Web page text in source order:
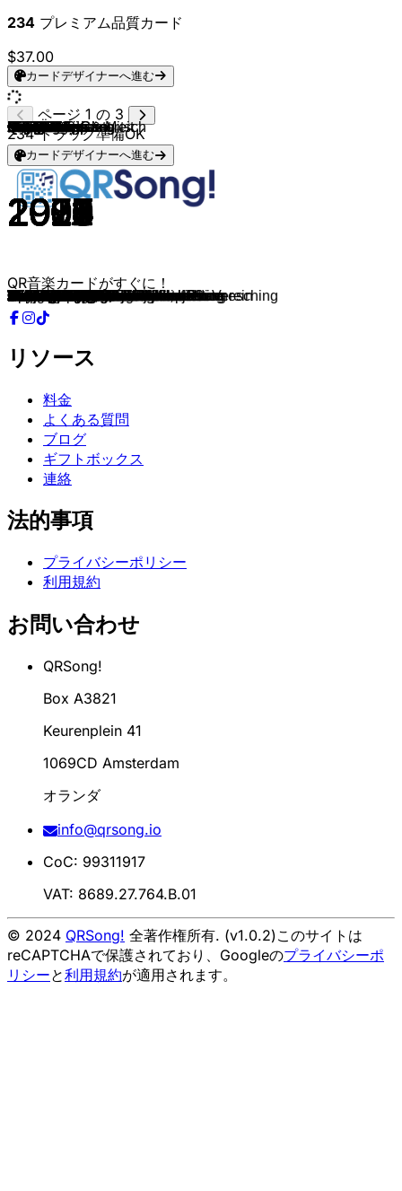
234 プレミアム品質カード
$37.00
カードデザイナーへ進む
Höhner
2003
Viva Colonia
Paveier
2016
Leev Marie
Höhner
2005
Wenn nicht jetzt, wann dann?
Bläck Fööss
1973
Mer losse d'r Dom in Kölle
Klüngelköpp
2010
Stääne
Lugatti & 9ine
2024
Klaaf
Brings
2013
Kölsche Jung
Brings
2011
Dat is geil
Brings
2004
Poppe, Kaate, Danze
Querbeat
2010
Colonia Tropical
Brings
2007
Halleluja
AnnenMayKantereit
2019
Tommi
Marc Eggers & Mitsch
2024
Kölle
Cat Ballou
2023
Gute Zeit
Brings
2005
Man müsste noch mal 20 sein
Brings
2007
Nur nicht aus Liebe weinen
Domstürmer
2012
Meine Liebe, meine Stadt, mein Verein
Domstürmer
2011
Mach dein Ding
Bläck Fööss
2010
Mir han e Hätz für Kölle
Querbeat
2014
Nie mehr Fastelovend
Kasalla
2014
Alle Jläser huh
Bläck Fööss
2006
Mir sin die Weltmeister vum Rhing
Miljö
2015
Su lang die Leechter noch brenne
Brings
2011
Du Bes Kölle
Bläck Fööss
1973
En Unserem Veedel
Querbeat
2016
Dä Plan
Querbeat
2016
Wenn uns keiner süht
Miljö
2017
Kölsch statt Käsch
Miljö
2015
Su lang die Leechter noch brenne
Cat Ballou
2020
Heimweh
Kasalla
2012
Pirate
Miljö
2016
Wolkeplatz
Kuhl un de Gäng
2015
Ich han dä Millowitsch jesinn
Lupo
2017
För die Liebe nit
Miljö
2019
Einer för alle
Rockemarieche
2016
Ich han dat Marieche jebütz
Kempes Feinest
2019
Verbeeje
Fiasko
2019
Immer wenn et Naach weed
Fiasko
2017
Schwerelos
Klüngelköpp
2013
Jedäuf met 4711
Querbeat
2017
Guten Morgen Barbarossaplatz
Cat Ballou
2013
Hück steiht de Welt still
Räuber
2017
Für die Iwigkeit
Miljö
2018
Schöckelpääd
Kasalla
2017
Mer sin Eins
Klüngelköpp
2018
1000 Näächte
Hanak
2008
Haifischzahn
Kasalla
2013
Immer noch do
Bläck Fööss
2000
Unsere Stammbaum
Cat Ballou
2014
Die Stääne stonn joot
Kasalla
2014
Kumm mer lääve
Fabi
2020
Aanjekumme
Cat Ballou
2015
Immer immer widder
Cat Ballou
2018
Mer fiere et Levve
Brings
2004
Su lang mer noch am Lääve sin
Querbeat
2012
Stonn op un danz
Brings
2007
Eifel
Querbeat
2016
Hück oder nie
Paveier
2016
Kumm Mädche danz
Kasalla
2015
Stadt met K
Räuber
1993
Denn wenn et Trömmelche jeht
Brings
2020
Mir singe Alaaf!
Räuber
1993
Op dem Maat
Kasalla
2012
Home es wo d'r Dom es
Querbeat
2015
Tschingderassabum
Querbeat
2012
Stonn op un danz
Höhner
1998
Mer stonn zo dir, FC Kölle
Cat Ballou
2018
Su noh bei Dir su joot
Domstürmer
2015
Ohne Dom ohne Rhing ohne Sunnesching
Kasalla
2017
Künning vun Kölle
Brings
2013
Kölsche Jung
Querbeat
2016
Das Leben gibt heut einen aus
Räuber
1998
Kölsches Bloot
Brings
2007
Riesenkamell
BAP
1981
Verdamp lang her
Kasalla
2012
Stäänefleejer
Cöllner
2013
Die Nummer 1 vom Rhein
Bläck Fööss
1978
Ich han 'nen Deckel
Brings
2015
Jeck Yeah!
Höhner
1992
Hey Kölle du bes e Jeföhl
Lupo
2015
Jespenster
Paveier
2019
Sieben Nächte lang in Amsterdam
Bläck Fööss
2002
Du
Klüngelköpp
2017
Bella Ciao
Paveier
1997
Dat jeiht vorbei
Bläck Fööss
2010
Samba Em Veedel.
Stadtrand
2019
Halver Aach
Klüngelköpp
2016
Wo die Stääne sin
Räuber
2015
Dat es Heimat
Höhner
2011
Carneval
Kuhl un de Gäng
2018
Loss mer springe
Funky Marys
2014
D.A.N.Z.E.
Brings
2008
Mama, wir danken dir
Paveier
2000
Mir sin Kölsche us Kölle am Rhing
Funky Marys
2018
En Woch lang wach
Fiasko
2020
Leed för Dich
Funky Marys
2008
Ich brauch kein Cabrio
LA MÄNG
2016
Et Köbesleed
Cat Ballou
2013
König
Bläck Fööss
1996
Anita
ページ 1 の 3
234トラック準備OK
カードデザイナーへ進む
QR音楽カードがすぐに！
リソース
料金
よくある質問
ブログ
ギフトボックス
連絡
法的事項
プライバシーポリシー
利用規約
お問い合わせ
QRSong!
Box A3821
Keurenplein 41
1069CD Amsterdam
オランダ
info@qrsong.io
CoC: 99311917
VAT: 8689.27.764.B.01
© 2024 QRSong! 全著作権所有. (v1.0.2)このサイトは
reCAPTCHAで保護されており、Googleのプライバシーポ
リシーと利用規約が適用されます。